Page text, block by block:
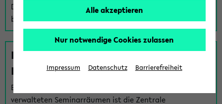
Detailseite zum Teilnahmemanagement der
betreffenden Veranstaltung.
Fragen zu im eKVV verwalteten
Räumen
Bei Fragen zur Vergabe von Hörsälen und vom eKVV
verwalteten Seminarräumen ist die Zentrale
Alle akzeptieren
Nur notwendige Cookies zulassen
Impressum Datenschutz Barrierefreiheit